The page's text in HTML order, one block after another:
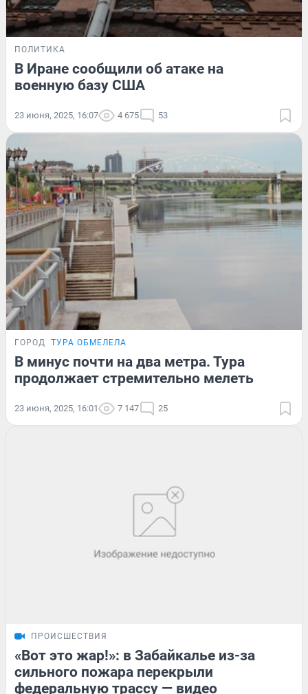
ПОЛИТИКА
В Иране сообщили об атаке на
военную базу США
23 июня, 2025, 16:07 4 675 53
ГОРОД ТУРА ОБМЕЛЕЛА
В минус почти на два метра. Тура
продолжает стремительно мелеть
23 июня, 2025, 16:01 7 147 25
ПРОИСШЕСТВИЯ
«Вот это жар!»: в Забайкалье из-за
сильного пожара перекрыли
федеральную трассу — видео